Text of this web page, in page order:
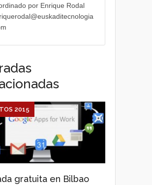
por Enrique Rodal
gratuita en Bilbao
2015